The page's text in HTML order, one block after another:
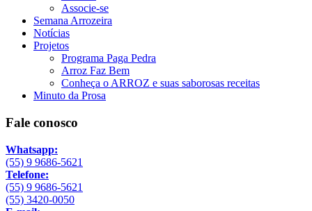
Associe-se
Semana Arrozeira
Notícias
Projetos
Programa Paga Pedra
Arroz Faz Bem
Conheça o ARROZ e suas saborosas receitas
Minuto da Prosa
Fale conosco
Whatsapp:
(55) 9 9686-5621
Telefone:
(55) 9 9686-5621
(55) 3420-0050